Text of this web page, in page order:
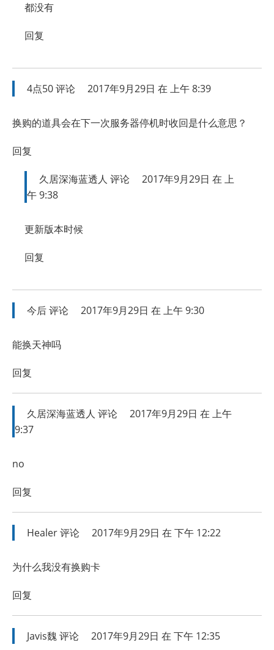
都没有
回复
4点50评论 2017年9月29日 在 上午 8:39
换购的道具会在下一次服务器停机时收回是什么意思？
回复
久居深海蓝透人 评论
2017年9月29日 在 上
午 9:38
更新版本时候
回复
今后评论 2017年9月29日 在 上午 9:30
能换天神吗
回复
久居深海蓝透人 评论
2017年9月29日 在 上午
9:37
no
回复
Healer评论 2017年9月29日 在 下午 12:22
为什么我没有换购卡
回复
Javis魏评论 2017年9月29日 在 下午 12:35